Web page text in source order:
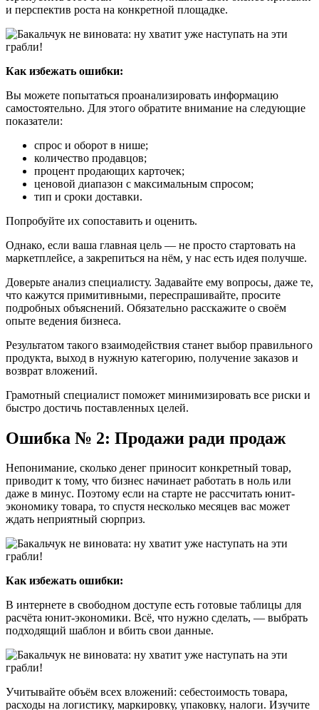
и перспектив роста на конкретной площадке.
Как избежать ошибки:
Вы можете попытаться проанализировать информацию
самостоятельно. Для этого обратите внимание на следующие
показатели:
спрос и оборот в нише;
количество продавцов;
процент продающих карточек;
ценовой диапазон с максимальным спросом;
тип и сроки доставки.
Попробуйте их сопоставить и оценить.
Однако, если ваша главная цель — не просто стартовать на
маркетплейсе, а закрепиться на нём, у нас есть идея получше.
Доверьте анализ специалисту. Задавайте ему вопросы, даже те,
что кажутся примитивными, переспрашивайте, просите
подробных объяснений. Обязательно расскажите о своём
опыте ведения бизнеса.
Результатом такого взаимодействия станет выбор правильного
продукта, выход в нужную категорию, получение заказов и
возврат вложений.
Грамотный специалист поможет минимизировать все риски и
быстро достичь поставленных целей.
Ошибка № 2: Продажи ради продаж
Непонимание, сколько денег приносит конкретный товар,
приводит к тому, что бизнес начинает работать в ноль или
даже в минус. Поэтому если на старте не рассчитать юнит-
экономику товара, то спустя несколько месяцев вас может
ждать неприятный сюрприз.
Как избежать ошибки:
В интернете в свободном доступе есть готовые таблицы для
расчёта юнит-экономики. Всё, что нужно сделать, — выбрать
подходящий шаблон и вбить свои данные.
Учитывайте объём всех вложений: себестоимость товара,
расходы на логистику, маркировку, упаковку, налоги. Изучите